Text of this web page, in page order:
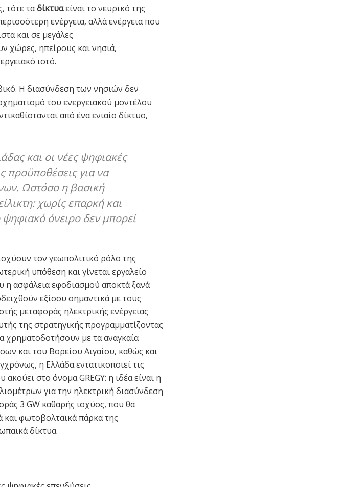
τότε ταδίκτυαείναι το νευρικό της
ενέργεια, αλλά ενέργεια που
και σε μεγάλες
χώρες, ηπείρους και νησιά,
ιστό.
Η διασύνδεση των νησιών δεν
του ενεργειακού μοντέλου
από ένα ενιαίο δίκτυο,
και οι νέες ψηφιακές
προϋποθέσεις για να
Ωστόσο η βασική
χωρίς επαρκή και
ψηφιακό όνειρο δεν μπορεί
τον γεωπολιτικό ρόλο της
υπόθεση και γίνεται εργαλείο
η ασφάλεια εφοδιασμού αποκτά ξανά
εξίσου σημαντικά με τους
μεταφοράς ηλεκτρικής ενέργειας
της στρατηγικής προγραμματίζοντας
χρηματοδοτήσουν με τα αναγκαία
και του Βορείου Αιγαίου, καθώς και
η Ελλάδα εντατικοποιεί τις
ακούει στο όνομα GREGY: η ιδέα είναι η
για την ηλεκτρική διασύνδεση
3 GW καθαρής ισχύος, που θα
και φωτοβολταϊκά πάρκα της
δίκτυα.